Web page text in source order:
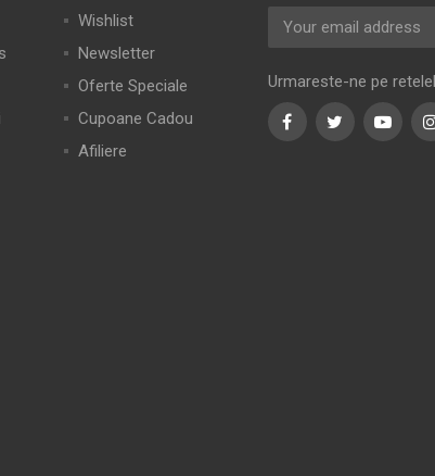
Wishlist
Newsletter
Oferte Speciale
Cupoane Cadou
Afiliere
Urmareste-ne pe
FacebookTwitter